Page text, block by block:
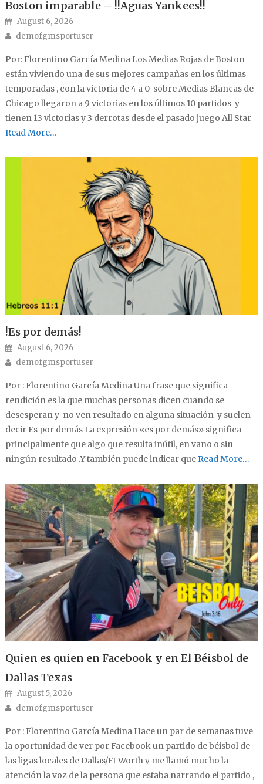
Boston imparable – !!Aguas Yankees!!
Posted on
August 6, 2026
Author
demofgmsportuser
Por: Florentino García Medina Los Medias Rojas de Boston
están viviendo una de sus mejores campañas en los últimas
temporadas , con la victoria de 4 a 0 sobre Medias Blancas de
Chicago llegaron a 9 victorias en los últimos 10 partidos y
tienen 13 victorias y 3 derrotas desde el pasado juego All Star
Read More…
!Es por demás!
Posted on
August 6, 2026
Author
demofgmsportuser
Por : Florentino García Medina Una frase que significa
rendición es la que muchas personas dicen cuando se
desesperan y no ven resultado en alguna situación y suelen
decir Es por demás La expresión «es por demás» significa
principalmente que algo que resulta inútil, en vano o sin
ningún resultado .Y también puede indicar queRead More…
Quien es quien en Facebook y en El Béisbol de
Dallas Texas
Posted on
August 5, 2026
Author
demofgmsportuser
Por : Florentino García Medina Hace un par de semanas tuve
la oportunidad de ver por Facebook un partido de béisbol de
las ligas locales de Dallas/Ft Worth y me llamó mucho la
atención la voz de la persona que estaba narrando el partido ,